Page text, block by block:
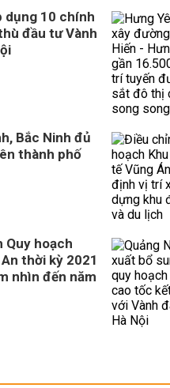
dụng 10 chính
đầu tư Vành
Bắc Ninh đủ
thành phố
Quy hoạch
thời kỳ 2021
nhìn đến năm